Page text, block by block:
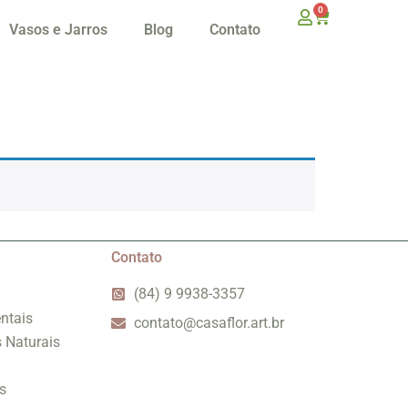
Vasos e Jarros Blog Contato
0
Naturais
Contato
(84) 9 9938-3357
contato@casaflor.art.br